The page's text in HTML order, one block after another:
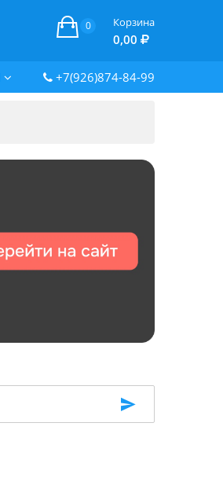
0 Корзина
0,00
+7(926)874-84-99